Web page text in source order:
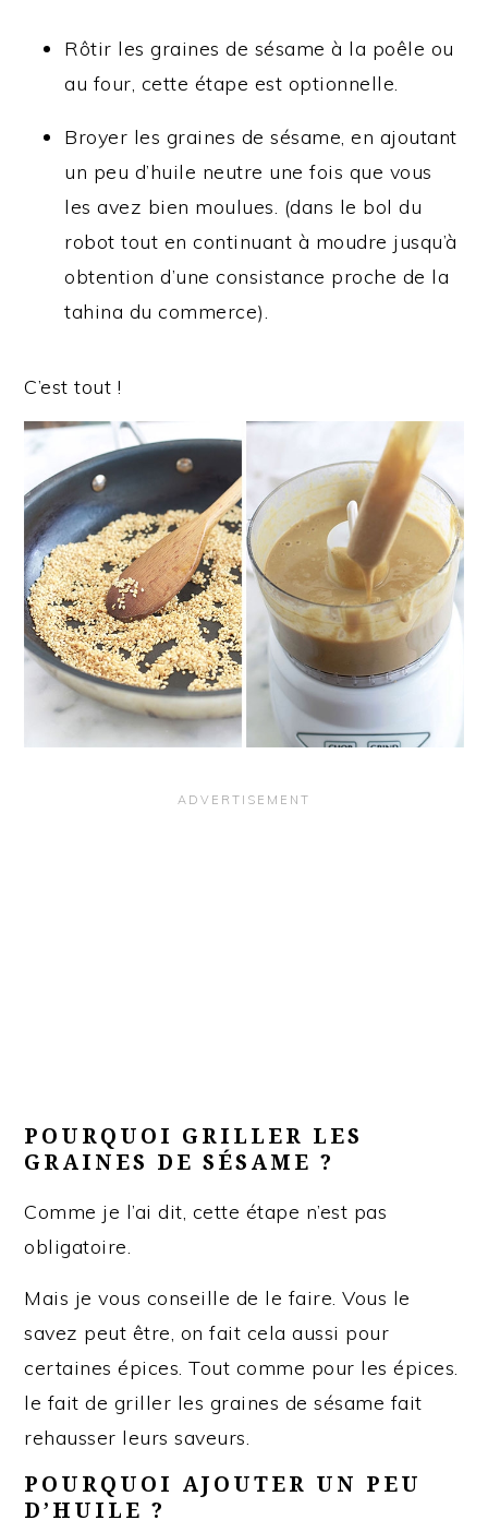
Rôtir les graines de sésame à la poêle ou
au four, cette étape est optionnelle.
Broyer les graines de sésame, en ajoutant
un peu d’huile neutre une fois que vous
les avez bien moulues. (dans le bol du
robot tout en continuant à moudre jusqu’à
obtention d’une consistance proche de la
tahina du commerce).
C’est tout !
POURQUOI GRILLER LES
GRAINES DE SÉSAME ?
Comme je l’ai dit, cette étape n’est pas
obligatoire.
Mais je vous conseille de le faire. Vous le
savez peut être, on fait cela aussi pour
certaines épices. Tout comme pour les épices.
le fait de griller les graines de sésame fait
rehausser leurs saveurs.
POURQUOI AJOUTER UN PEU
D’HUILE ?